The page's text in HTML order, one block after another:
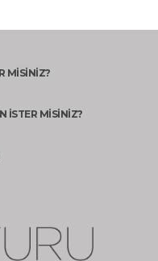
MİSİNİZ?
İSTER MİSİNİZ?